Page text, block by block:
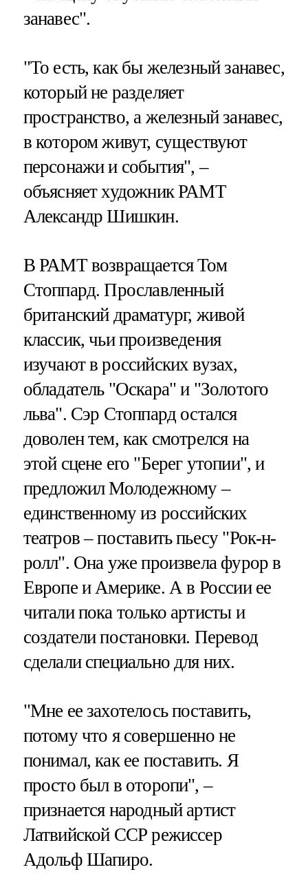
занавес".
"То есть, как бы железный занавес,
который не разделяет
пространство, а железный занавес,
в котором живут, существуют
персонажи и события", –
объясняет художник РАМТ
Александр Шишкин.
В РАМТ возвращается Том
Стоппард. Прославленный
британский драматург, живой
классик, чьи произведения
изучают в российских вузах,
обладатель "Оскара" и "Золотого
льва". Сэр Стоппард остался
доволен тем, как смотрелся на
этой сцене его "Берег утопии", и
предложил Молодежному –
единственному из российских
театров – поставить пьесу "Рок-н-
ролл". Она уже произвела фурор в
Европе и Америке. А в России ее
читали пока только артисты и
создатели постановки. Перевод
сделали специально для них.
"Мне ее захотелось поставить,
потому что я совершенно не
понимал, как ее поставить. Я
просто был в оторопи", –
признается народный артист
Латвийской ССР режиссер
Адольф Шапиро.